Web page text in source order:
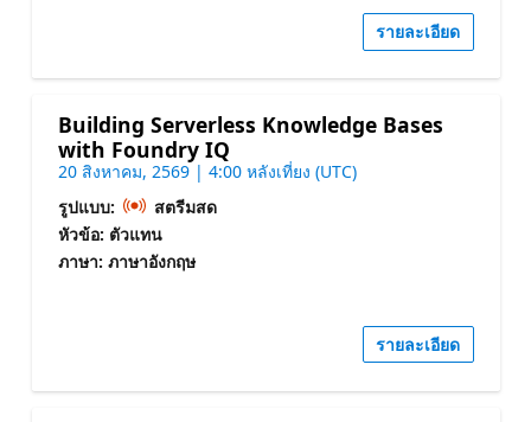
รายละเอียด
Building Serverless Knowledge Bases
with Foundry IQ
20 สิงหาคม, 2569 | 4:00 หลังเที่ยง (UTC)
รูปแบบ:
สตรีมสด
หัวข้อ: ตัวแทน
ภาษา: ภาษาอังกฤษ
รายละเอียด